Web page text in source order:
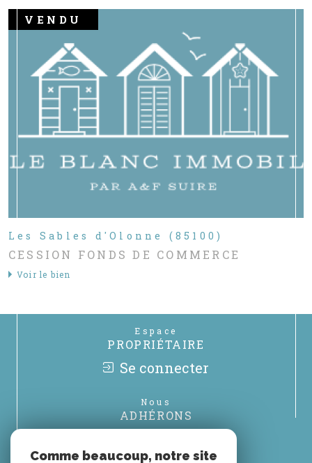
VENDU
Les Sables d'Olonne (85100)
CESSION FONDS DE COMMERCE
Voir le bien
Espace
PROPRIÉTAIRE
Se connecter
Nous
ADHÉRONS
Comme beaucoup, notre site